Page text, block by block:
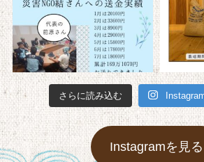
さらに読み込む
Instagramを見る